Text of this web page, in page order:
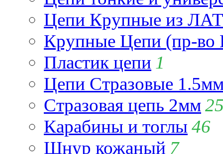
Цепи Крупные из
Крупные Цепи (пр-во
Пластик цепи 1
Цепи Стразовые
Стразовая цепь 2мм
Карабины и тоглы 46
Шнур кожаный 7